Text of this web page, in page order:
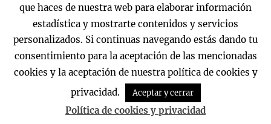
CONTACTO
TwitterFacebookLinkedinInstagram
Pensytech Consultoría Política de Privacidad
que haces de nuestra web para elaborar información
estadística y mostrarte contenidos y servicios
personalizados. Si continuas navegando estás dando tu
consentimiento para la aceptación de las mencionadas
cookies y la aceptación de nuestra política de cookies y
privacidad.
Aceptar y cerrar
Política de cookies y privacidad